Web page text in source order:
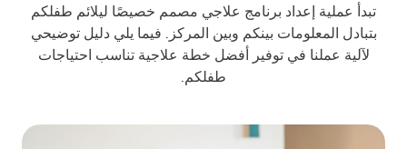
تبدأ عملية إعداد برنامج علاجي مصمم خصيصًا ليلائم طفلكم
بتبادل المعلومات بينكم وبين المركز. فيما يلي دليل توضيحي
لآلية عملنا في توفير أفضل خطة علاجية تناسب احتياجات
طفلكم.